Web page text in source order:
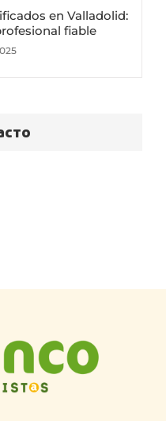
en Valladolid:
fiable